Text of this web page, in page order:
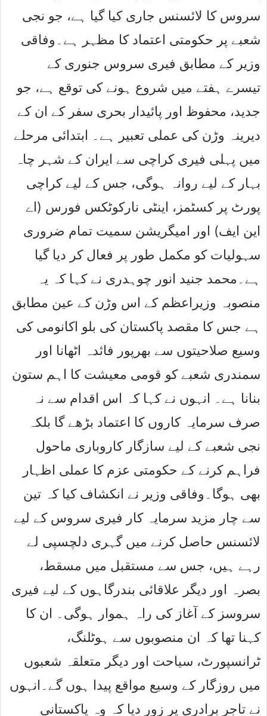
سروس کا لائسنس جاری کیا گیا ہے، جو نجی
شعبے پر حکومتی اعتماد کا مظہر ہے۔وفاقی
وزیر کے مطابق فیری سروس جنوری کے
تیسرے ہفتے میں شروع ہونے کی توقع ہے، جو
جدید، محفوظ اور پائیدار بحری سفر کے ان کے
دیرینہ وڑن کی عملی تعبیر ہے۔ ابتدائی مرحلے
میں پہلی فیری کراچی سے ایران کے شہر چاہ
بہار کے لیے روانہ ہوگی، جس کے لیے کراچی
پورٹ پر کسٹمز، اینٹی نارکوٹکس فورس (اے
این ایف) اور امیگریشن سمیت تمام ضروری
سہولیات کو مکمل طور پر فعال کر دیا گیا
ہے۔محمد جنید انور چوہدری نے کہا کہ یہ
منصوبہ وزیراعظم کے اس وڑن کے عین مطابق
ہے جس کا مقصد پاکستان کی بلو اکانومی کی
وسیع صلاحیتوں سے بھرپور فائدہ اٹھانا اور
سمندری شعبے کو قومی معیشت کا اہم ستون
بنانا ہے۔ انہوں نے کہا کہ اس اقدام سے نہ
صرف سرمایہ کاروں کا اعتماد بڑھے گا بلکہ
نجی شعبے کے لیے سازگار کاروباری ماحول
فراہم کرنے کے حکومتی عزم کا عملی اظہار
بھی ہوگا۔وفاقی وزیر نے انکشاف کیا کہ تین
سے چار مزید سرمایہ کار فیری سروس کے لیے
لائسنس حاصل کرنے میں گہری دلچسپی لے
رہے ہیں، جس سے مستقبل میں مسقط،
بصرہ اور دیگر علاقائی بندرگاہوں کے لیے فیری
سروسز کے آغاز کی راہ ہموار ہوگی۔ ان کا
کہنا تھا کہ ان منصوبوں سے ہوٹلنگ،
ٹرانسپورٹ، سیاحت اور دیگر متعلقہ شعبوں
میں روزگار کے وسیع مواقع پیدا ہوں گے۔انہوں
نے تاجر برادری پر زور دیا کہ وہ پاکستانی